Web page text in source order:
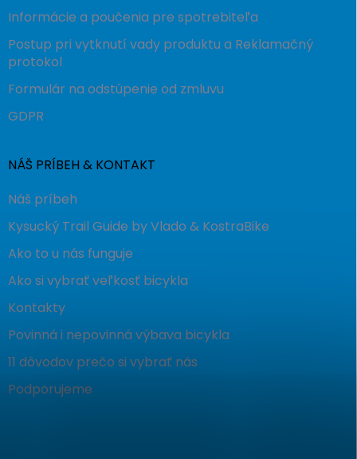
Informácie a poučenia pre spotrebiteľa
Postup pri vytknutí vady produktu a Reklamačný
protokol
Formulár na odstúpenie od zmluvu
GDPR
NÁŠ PRÍBEH & KONTAKT
Náš príbeh
Kysucký Trail Guide by Vlado & KostraBike
Ako to u nás funguje
Ako si vybrať veľkosť bicykla
Kontakty
Povinná i nepovinná výbava bicykla
11 dôvodov prečo si vybrať nás
Podporujeme